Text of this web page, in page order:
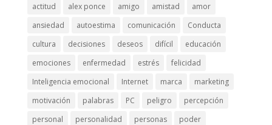
actitud alex ponce amigo amistad
amor
ansiedad
autoestima comunicación
Conducta
cultura
decisiones deseos difícil
educación
emociones
enfermedad estrés
felicidad
Inteligencia emocional
Internet marca
marketing
motivación
palabras PC peligro
percepción
personal
personalidad personas
poder